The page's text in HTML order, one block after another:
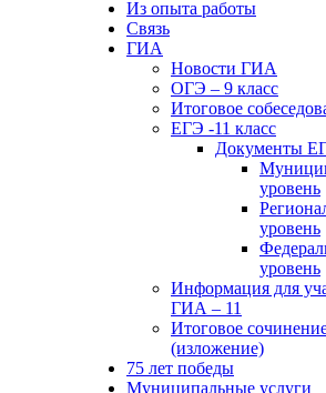
Из опыта работы
Связь
ГИА
Новости ГИА
ОГЭ – 9 класс
Итоговое
ЕГЭ -11 класс
Документы
уровень
уровень
уровень
Информация для
ГИА – 11
Итоговое
(изложение)
75 лет победы
Муниципальные услуги